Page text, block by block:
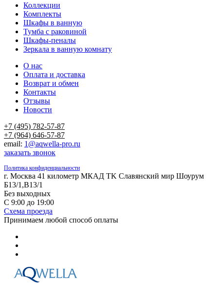
Коллекции
Комплекты
Шкафы в ванную
Тумба с раковиной
Шкафы-пеналы
Зеркала в ванную комнату
О нас
Оплата и доставка
Возврат и обмен
Контакты
Отзывы
Новости
+7 (495) 782-57-87
+7 (964) 646-57-87
email: 1@aqwella-pro.ru
заказать звонок
Политика конфиденциальности
г. Москва 41 километр МКАД TK Славянский мир Шоурум
Б13/1,В13/1
Без выходных
С 9:00 до 19:00
Схема проезда
Принимаем любой способ оплаты